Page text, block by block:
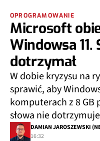
OPROGRAMOWANIE
Microsoft
Windowsa 11.
dotrzymał
W dobie kryzysu na
sprawić, aby
komputerach z 8 GB
słowa nie
DAMIAN JAROSZEWSKI
16:32